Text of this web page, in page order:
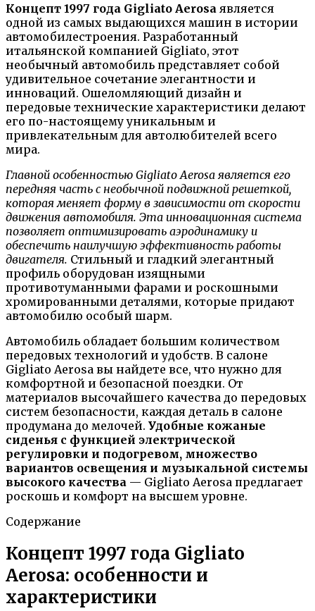
Концепт 1997 года Gigliato Aerosa является
одной из самых выдающихся машин в истории
автомобилестроения. Разработанный
итальянской компанией Gigliato, этот
необычный автомобиль представляет собой
удивительное сочетание элегантности и
инноваций. Ошеломляющий дизайн и
передовые технические характеристики делают
его по-настоящему уникальным и
привлекательным для автолюбителей всего
мира.
Главной особенностью Gigliato Aerosa является его
передняя часть с необычной подвижной решеткой,
которая меняет форму в зависимости от скорости
движения автомобиля. Эта инновационная система
позволяет оптимизировать аэродинамику и
обеспечить наилучшую эффективность работы
двигателя. Стильный и гладкий элегантный
профиль оборудован изящными
противотуманными фарами и роскошными
хромированными деталями, которые придают
автомобилю особый шарм.
Автомобиль обладает большим количеством
передовых технологий и удобств. В салоне
Gigliato Aerosa вы найдете все, что нужно для
комфортной и безопасной поездки. От
материалов высочайшего качества до передовых
систем безопасности, каждая деталь в салоне
продумана до мелочей. Удобные кожаные
сиденья с функцией электрической
регулировки и подогревом, множество
вариантов освещения и музыкальной системы
высокого качества — Gigliato Aerosa предлагает
роскошь и комфорт на высшем уровне.
Содержание
Концепт 1997 года Gigliato
Aerosa: особенности и
характеристики